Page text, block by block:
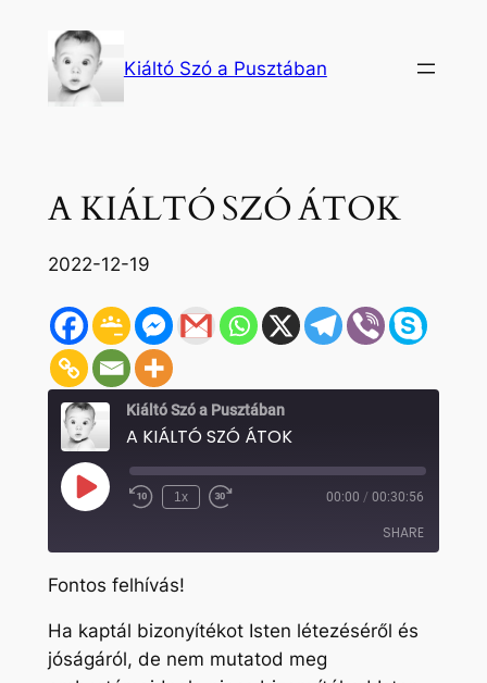
tartalomhoz
Kiáltó Szó a Pusztában
A KIÁLTÓ SZÓ ÁTOK
2022-12-19
Kiáltó Szó a Pusztában
A KIÁLTÓ SZÓ ÁTOK
Play
Episode Rewind
1x
Fast
seconds
00:00 / 00:30:56
SHARE
SHARE
LINK
Fontos felhívás!
Ha kaptál bizonyítékot Isten létezéséről és
jóságáról, de nem mutatod meg